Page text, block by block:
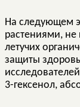
На следующем
растениями, не
летучих
защиты
3-гексенол,